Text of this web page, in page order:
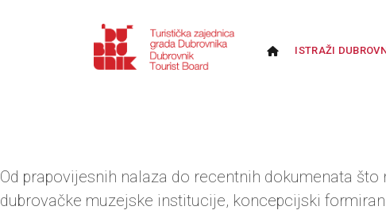
ISTRAŽI
Od prapovijesnih nalaza do recentnih dokumenata
dubrovačke muzejske institucije, koncepcijski